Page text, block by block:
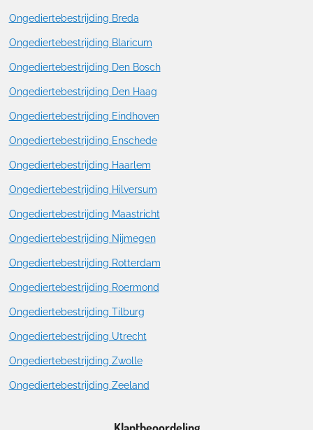
Ongediertebestrijding Breda
Ongediertebestrijding Blaricum
Ongediertebestrijding Den Bosch
Ongediertebestrijding Den Haag
Ongediertebestrijding Eindhoven
Ongediertebestrijding Enschede
Ongediertebestrijding Haarlem
Ongediertebestrijding Hilversum
Ongediertebestrijding Maastricht
Ongediertebestrijding Nijmegen
Ongediertebestrijding Rotterdam
Ongediertebestrijding Roermond
Ongediertebestrijding Tilburg
Ongediertebestrijding Utrecht
Ongediertebestrijding Zwolle
Ongediertebestrijding Zeeland